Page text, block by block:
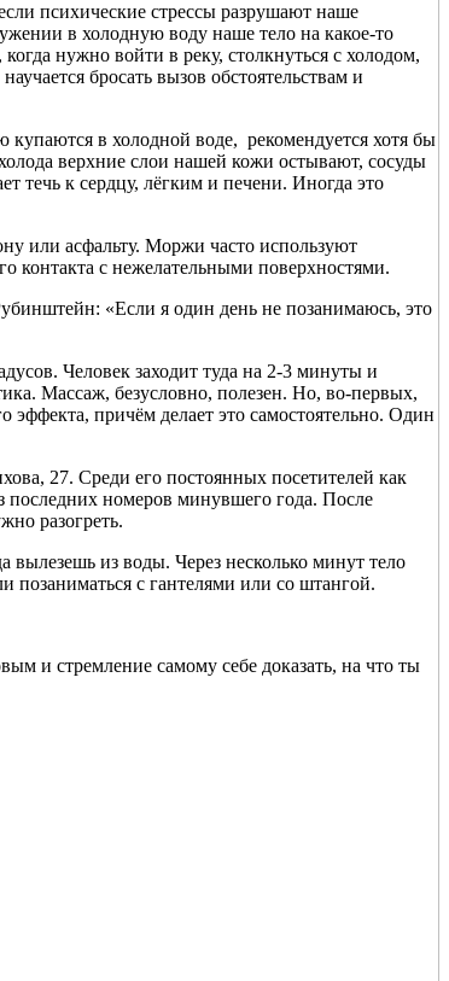
психические стрессы разрушают наше
в холодную воду наше тело на какое-то
нужно войти в реку, столкнуться с холодом,
бросать вызов обстоятельствам и
купаются в холодной воде, рекомендуется хотя бы
верхние слои нашей кожи остывают, сосуды
течь к сердцу, лёгким и печени. Иногда это
или асфальту. Моржи часто используют
контакта с нежелательными поверхностями.
«Если я один день не позанимаюсь, это
Человек заходит туда на 2-3 минуты и
Массаж, безусловно, полезен. Но, во-первых,
эффекта, причём делает это самостоятельно. Один
27. Среди его постоянных посетителей как
номеров минувшего года. После
разогреть.
вылезешь из воды. Через несколько минут тело
позаниматься с гантелями или со штангой.
и стремление самому себе доказать, на что ты